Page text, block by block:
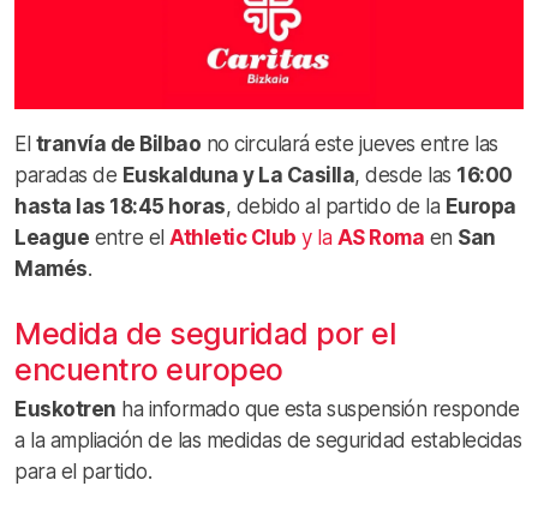
El tranvía de Bilbao no circulará este jueves entre las
paradas de Euskalduna y La Casilla, desde las 16:00
hasta las 18:45 horas, debido al partido de la Europa
League entre el Athletic Club y la AS Roma en San
Mamés.
Medida de seguridad por el
encuentro europeo
Euskotren ha informado que esta suspensión responde
a la ampliación de las medidas de seguridad establecidas
para el partido.